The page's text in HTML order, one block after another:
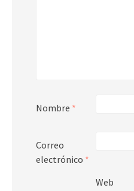
Nombre *
Correo
electrónico *
Web